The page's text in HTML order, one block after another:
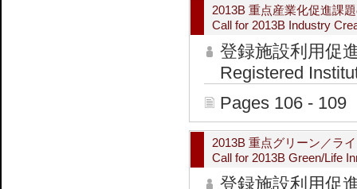
2013B 重点産業化促進課
Call for 2013B Industry
登録施設利用
Registered
Pages 106 - 109
2013B 重点グリーン／ラ
Call for 2013B Green/Life
登録施設利用